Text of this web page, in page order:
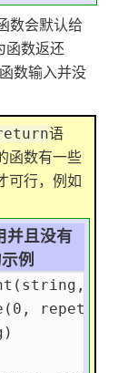
数会默认给
函数返还
数输入并没
语
函数有一些
可行，例如
并且没有
例